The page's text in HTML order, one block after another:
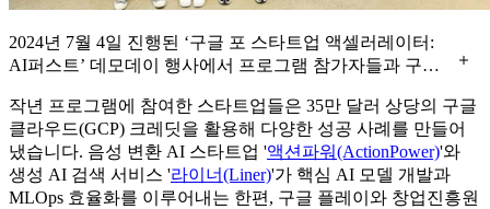
2024년 7월 4일 진행된 ‘구글 포 스타트업 액셀러레이터:
AI퍼스트’ 데모데이 행사에서 프로그램 참가자들과 구글
작년 프로그램에 참여한 스타트업들은 35만 달러 상당의 구글
클라우드(GCP) 크레딧을 활용해 다양한 성공 사례를 만들어
냈습니다. 음성 변환 AI 스타트업 '액션파워(ActionPower)'와
생성 AI 검색 서비스 '라이너(Liner)'가 핵심 AI 모델 개발과
MLOps 효율화를 이루어내는 한편, 구글 플레이와 창업진흥원